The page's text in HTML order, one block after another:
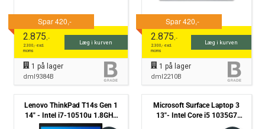
2.875,-
2.300,- excl.
moms
Læg i kurven
1 på lager
dml9384B
2.875,-
2.300,- excl.
moms
Læg i kurven
1 på lager
dml2210B
Lenovo ThinkPad T14s Gen 1
14" - Intel i7-10510u 1.8GHz
512GB NVMe 16GB Win11 Pro
Microsoft Surface Laptop 3
13"- Intel Core i5 1035G7
1,2GHz 256GB NVMe 8GB